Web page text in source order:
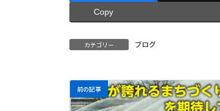
Copy
カテゴリー ブログ
前の記事